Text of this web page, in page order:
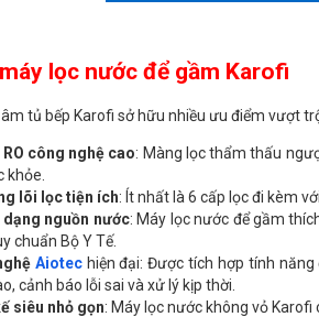
lọc nước để gầm Karofi
tủ bếp Karofi sở hữu nhiều ưu điểm vượt
công nghệ cao: Màng lọc thẩm thấu
khỏe.
lõi lọc tiện ích: Ít nhất là 6 cấp lọc đi kèm
dạng nguồn nước: Máy lọc nước để gầm
chuẩn Bộ Y Tế.
Aiotechiện đại: Được tích hợp tính năng
cảnh báo lỗi sai và xử lý kịp thời.
siêu nhỏ gọn: Máy lọc nước không vỏ